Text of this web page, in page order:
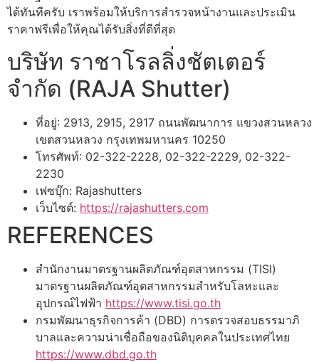
ได้ทันทีครับ เราพร้อมให้บริการสำรวจหน้างานและประเมิน
ราคาฟรีเพื่อให้คุณได้รับสิ่งที่ดีที่สุด
บริษัท ราชาโรลลิ่งชัตเตอร์
จำกัด (RAJA Shutter)
ที่อยู่: 2913, 2915, 2917 ถนนพัฒนาการ แขวงสวนหลวง
เขตสวนหลวง กรุงเทพมหานคร 10250
โทรศัพท์: 02-322-2228, 02-322-2229, 02-322-
2230
เฟซบุ๊ก: Rajashutters
เว็บไซต์: https://rajashutters.com
REFERENCES
สำนักงานมาตรฐานผลิตภัณฑ์อุตสาหกรรม (TISI)
มาตรฐานผลิตภัณฑ์อุตสาหกรรมสำหรับโลหะและ
อุปกรณ์ไฟฟ้า https://www.tisi.go.th
กรมพัฒนาธุรกิจการค้า (DBD) การตรวจสอบธรรมาภิ
บาลและความน่าเชื่อถือของนิติบุคคลในประเทศไทย
https://www.dbd.go.th